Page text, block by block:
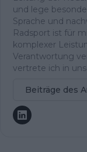
und lege
Sprache und
Radsport ist für
komplexer
Verantwortung
vertrete ich in
Beiträge des